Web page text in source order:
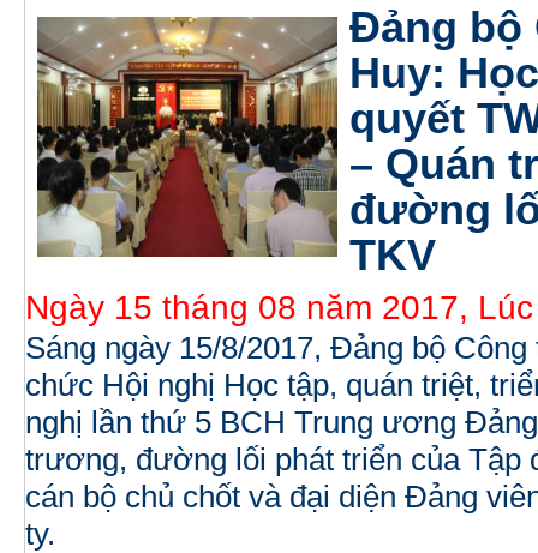
Đảng bộ
Huy:
quyết
– Quán
đường
TKV
Ngày 15 tháng 08 năm 2017,
Sáng ngày 15/8/2017, Đảng bộ
chức Hội nghị Học tập, quán triệt,
nghị lần thứ 5 BCH Trung ương
trương, đường lối phát triển của Tập
cán bộ chủ chốt và đại diện Đảng
ty.